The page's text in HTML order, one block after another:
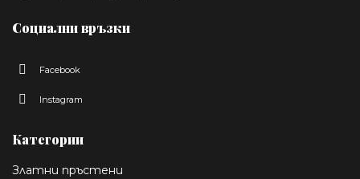
Социални връзки
Facebook
Instagram
Категории
Златни пръстени